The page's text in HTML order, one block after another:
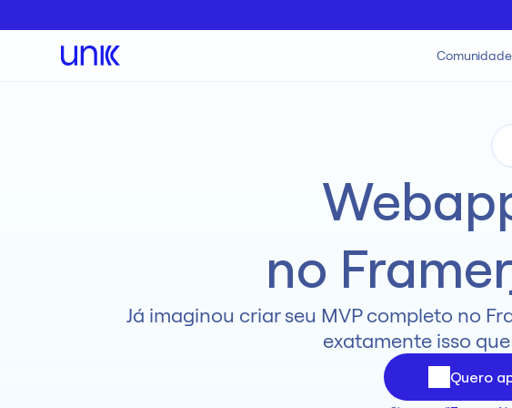
no
Já imaginou criar seu MVP completo no
exatamente isso
Quero
Comunidade